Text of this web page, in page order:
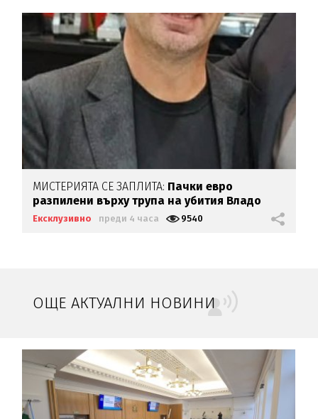
МИСТЕРИЯТА СЕ ЗАПЛИТА: Пачки евро
разпилени върху трупа на убития Владо
Загатото
Ексклузивно преди 4 часа 9540
ОЩЕ АКТУАЛНИ НОВИНИ